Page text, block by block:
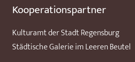
Kooperationspartner
Kulturamt der Stadt Regensburg
Städtische Galerie im Leeren Beutel